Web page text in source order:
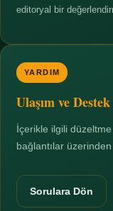
editoryal bir
YARDIM
Ulaşım ve Destek
İçerikle ilgili
bağlantılar
Sorulara Dön